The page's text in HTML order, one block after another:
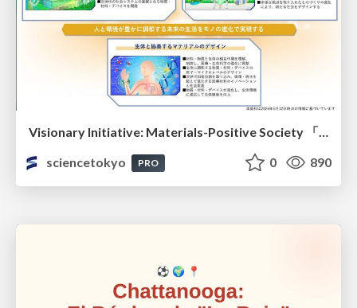
Visionary Initiative: Materials-Positive Society 「モノの進化をポジティブな社会の原動力に」｜Science Tokyo（東京科学大学）
sciencetokyo
PRO 0 890